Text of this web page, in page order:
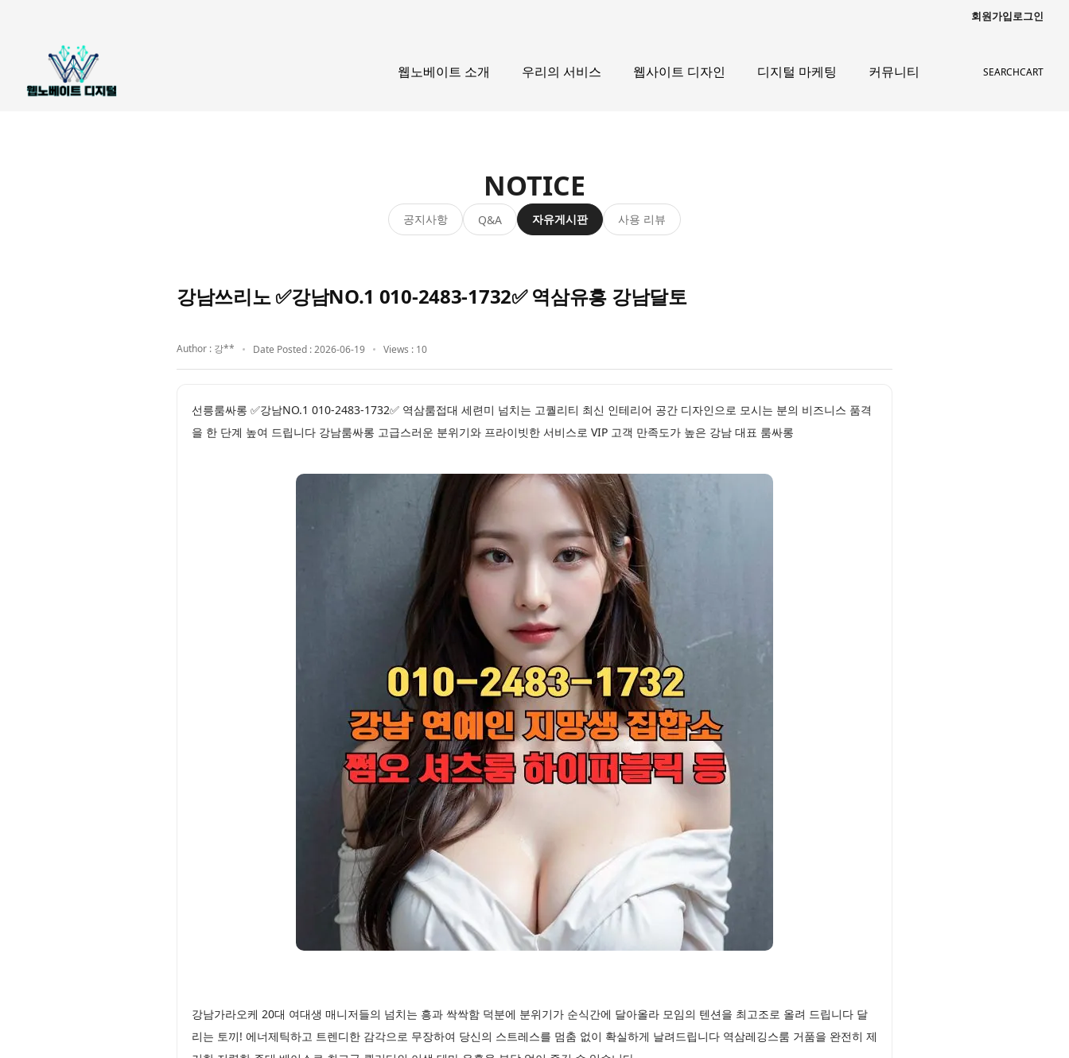
회원가입로그인
웹노베이트 소개 우리의 서비스 웹사이트 디자인 디지털 마케팅 커뮤니티 SEARCHCART
NOTICE
공지사항 Q&A 자유게시판 사용 리뷰
강남쓰리노 ✅강남NO.1 010-2483-1732✅ 역삼유흥 강남달토
Author : 강** Date Posted : 2026-06-19 Views : 10
선릉룸싸롱 ✅강남NO.1 010-2483-1732✅ 역삼룸접대 세련미 넘치는 고퀄리티 최신 인테리어 공간 디자인으로 모시는 분의 비즈니스 품격
을 한 단계 높여 드립니다 강남룸싸롱 고급스러운 분위기와 프라이빗한 서비스로 VIP 고객 만족도가 높은 강남 대표 룸싸롱
강남가라오케 20대 여대생 매니저들의 넘치는 흥과 싹싹함 덕분에 분위기가 순식간에 달아올라 모임의 텐션을 최고조로 올려 드립니다 달
리는 토끼! 에너제틱하고 트렌디한 감각으로 무장하여 당신의 스트레스를 멈춤 없이 확실하게 날려드립니다 역삼레깅스룸 거품을 완전히 제